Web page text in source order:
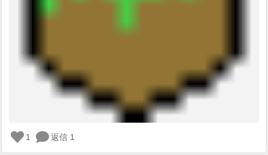
ロ
1 返信 1